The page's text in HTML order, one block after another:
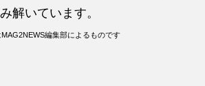
解いています。
編集部によるものです